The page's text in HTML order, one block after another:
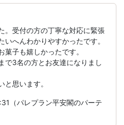
。受付の方の丁寧な対応に緊張
いへんわかりやすかったです。
子も嬉しかったです。
で3名の方とお友達になりまし
と思います。
（パレプラン平安閣のパーテ